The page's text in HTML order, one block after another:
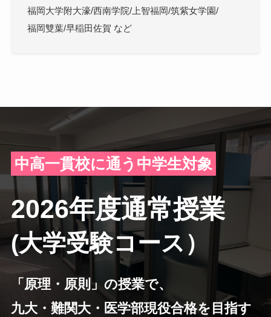
福岡大学附大濠/西南学院/上智福岡/筑紫女学園/
福岡雙葉/早稲田佐賀 など
中高一貫校に通う中学生対象
2026年度通常授業
(大学受験コース）
「原理・原則」の授業で、
九大・難関大・医学部現役合格を目指す